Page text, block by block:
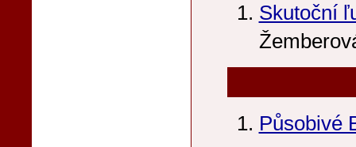
Skutoční
Působivé